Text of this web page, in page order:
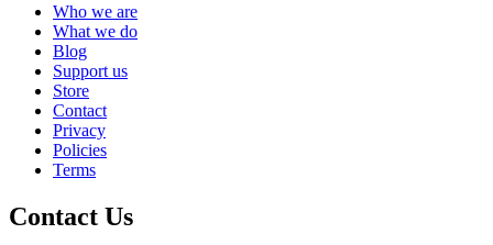
Who we are
What we do
Blog
Support us
Store
Contact
Privacy
Policies
Terms
Contact Us